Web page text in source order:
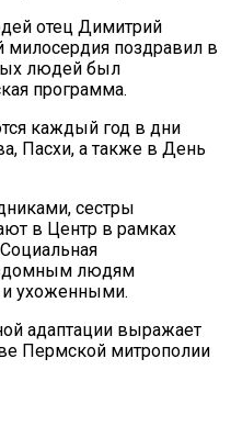
отец Димитрий
милосердия поздравил в
людей был
программа.
каждый год в дни
Пасхи, а также в День
сестры
в Центр в рамках
людям
и ухоженными.
адаптации выражает
Пермской митрополии